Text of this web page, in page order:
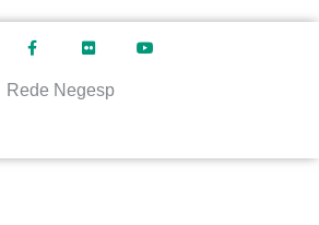
Rede Negesp